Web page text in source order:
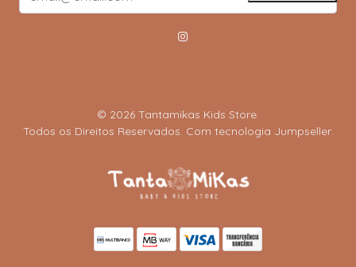
© 2026 Tantamikas Kids Store.
Todos os Direitos Reservados. Com tecnologia Jumpseller.